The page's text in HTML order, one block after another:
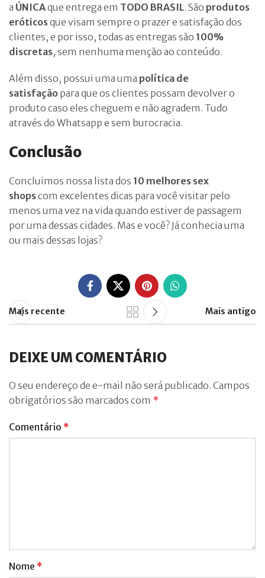
a ÚNICAque entrega em TODO BRASIL. São produtos
eróticosque visam sempre o prazer e satisfação dos
clientes, e por isso, todas as entregas são 100%
discretas, sem nenhuma menção ao conteúdo.
Além disso, possui uma uma política de
satisfação para que os clientes possam devolver o
produto caso eles cheguem e não agradem. Tudo
através do Whatsapp e sem burocracia.
Conclusão
Concluimos nossa lista dos 10 melhores sex
shopscom excelentes dicas para você visitar pelo
menos uma vez na vida quando estiver de passagem
por uma dessas cidades. Mas e você? Já conhecia uma
ou mais dessas lojas?
Mais recente Mais antigo
DEIXE UM COMENTÁRIO
O seu endereço de e-mail não será publicado. Campos
obrigatórios são marcados com *
Comentário *
Nome *